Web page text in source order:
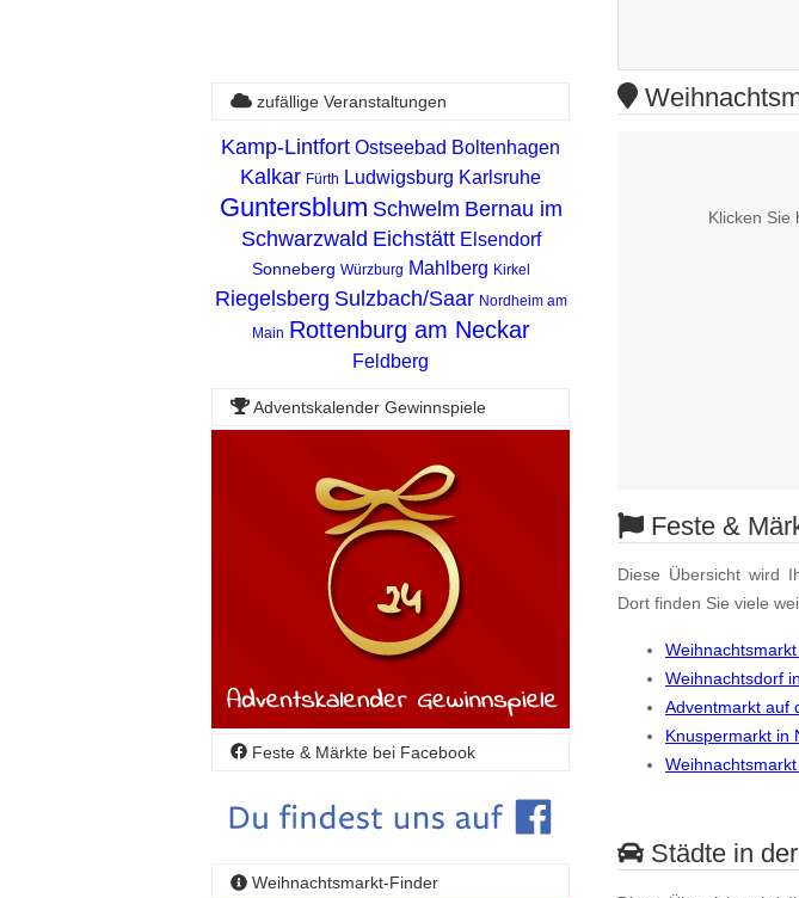
Klicken Sie
Feste &
Diese Übersicht wird
Dort finden Sie viele
Weihnachtsdorf
Adventmarkt auf
Knuspermarkt in
Städte in
zufällige Veranstaltungen
Kamp-Lintfort Ostseebad Boltenhagen
Kalkar Fürth Ludwigsburg Karlsruhe
Guntersblum Schwelm Bernau im
Schwarzwald Eichstätt Elsendorf
Sonneberg Würzburg Mahlberg Kirkel
Riegelsberg Sulzbach/Saar Nordheim am
Main Rottenburg am Neckar
Feldberg
Adventskalender Gewinnspiele
Feste & Märkte bei Facebook
Weihnachtsmarkt-Finder